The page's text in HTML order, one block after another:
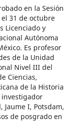
en la Sesión
31 de octubre
Licenciado y
Autónoma
Es profesor
de la Unidad
Nivel III del
Ciencias,
de la Historia
I, Potsdam,
de posgrado en